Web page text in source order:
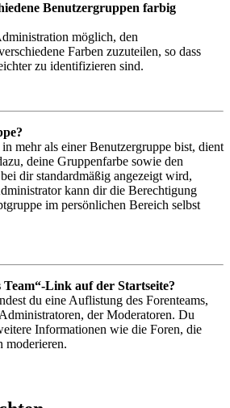
Benutzergruppen farbig
möglich, den
Farben zuzuteilen, so dass
zu identifizieren sind.
mehr als einer Benutzergruppe bist, dient
deine Gruppenfarbe sowie den
dir standardmäßig angezeigt wird,
kann dir die Berechtigung
im persönlichen Bereich selbst
Team“-Link auf der Startseite?
du eine Auflistung des Forenteams,
der Moderatoren. Du
Informationen wie die Foren, die
moderieren.